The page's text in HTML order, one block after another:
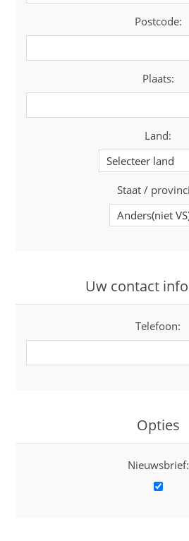
Postcode:
Plaats:
Land:
Staat /
Uw contact
Telefoon:
Opties
Nieuwsbrief: